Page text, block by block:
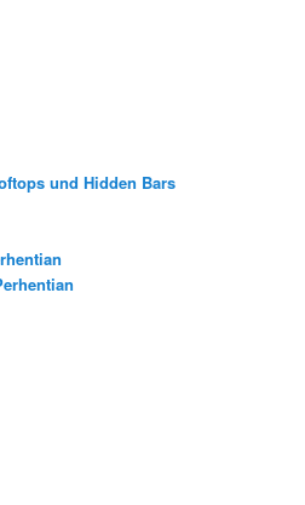
und Hidden Bars